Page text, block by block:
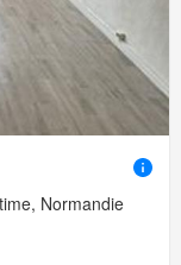
Normandie